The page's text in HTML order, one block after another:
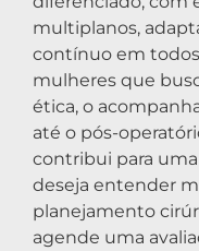
multiplanos,
contínuo em
mulheres que
ética, o
até o pós-
contribui para
deseja entender
planejamento
agende uma